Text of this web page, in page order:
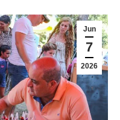
Jun
7
2026